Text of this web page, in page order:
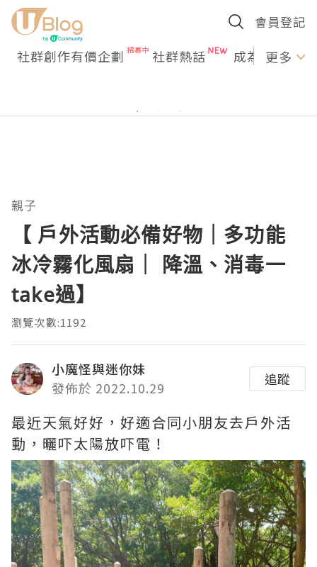
會員登記
社群創作有價企劃 社群熱話 成為U更多
親子
【 戶外活動必備好物｜多功能
冰冷霧化風扇｜ 降溫、消毒一
take過】
瀏覽次數:1192
小魔怪與迷你妹
發佈於 2022.10.29
追蹤
最近天氣好好，好適合同小朋友去戶外活
動，曬吓太陽放吓電！